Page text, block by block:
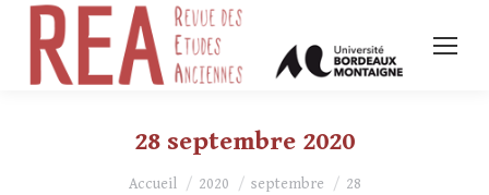
28 septembre 2020
Vous êtes ici :
Accueil 2020 septembre 28